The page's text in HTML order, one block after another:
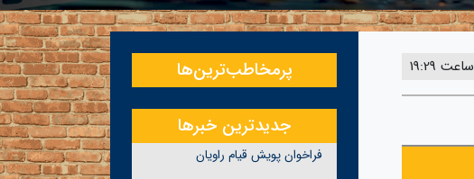
پرمخاطب‌ترین‌ها
جدیدترین خبرها
فراخوان پویش قیام راویان